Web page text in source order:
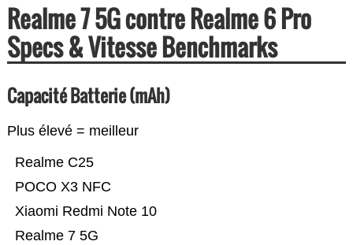
Realme 7 5G contre Realme 6 Pro
Specs & Vitesse Benchmarks
Capacité Batterie (mAh)
Plus élevé = meilleur
Realme 7 5G
Xiaomi Redmi Note 10
POCO X3 NFC
Realme C25